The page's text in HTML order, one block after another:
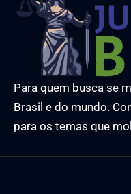
Para quem busca se
Brasil e do mundo.
para os temas que